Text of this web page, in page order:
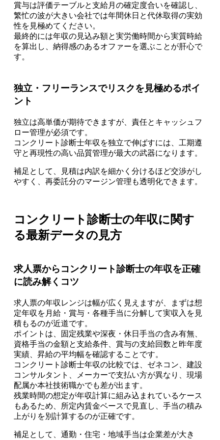
賞与は評価テーブルと支給月の確定度合いを確認し、
繁忙の波が大きい会社では年間休日と代休取得の実効
性を見極めてください。
最終的には年収の見込み額と実労働時間から実質時給
を算出し、納得感のあるオファーを選ぶことが肝心で
す。
独立・フリーランスでリスクを見極めるポイ
ント
独立は高単価が期待できますが、責任とキャッシュフ
ロー管理が必須です。
コンクリート診断士年収を独立で伸ばすには、工期遵
守と再現性の高い品質管理が最大の武器になります。
補足として、見積は内訳を細かく分けるほど交渉がし
やすく、再委託分のマージン管理も透明化できます。
コンクリート診断士の年収に関す
る最新データの見方
求人票からコンクリート診断士の年収を正確
に読み解くコツ
求人票の年収レンジは幅が広く見えますが、まずは想
定年収を月給・賞与・各種手当に分解して実収入を見
積もるのが近道です。
ポイントは、固定残業や深夜・休日手当の含み有無、
資格手当の金額と支給条件、賞与の支給回数と昨年度
実績、昇給の平均幅を確認することです。
コンクリート診断士年収の比較では、ゼネコン、建設
コンサルタント、メーカーで支払い方が異なり、現場
配属か本社技術職かでも差が出ます。
残業時間の想定が年収計算に組み込まれているケース
もあるため、所定内賃金ベースで見直し、手当の積み
上がりを別計算するのが正確です。
補足として、通勤・住宅・地域手当は企業差が大き